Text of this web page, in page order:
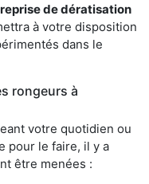
de dératisation
à votre disposition
dans le
rongeurs à
votre quotidien ou
pour le faire, il y a
être menées :